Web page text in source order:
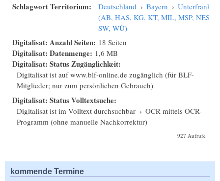
Schlagwort Territorium: Deutschland › Bayern › Unterfranken
(AB, HAS, KG, KT, MIL, MSP, NES,
SW, WÜ)
Digitalisat: Anzahl Seiten: 18 Seiten
Digitalisat: Datenmenge: 1,6 MB
Digitalisat: Status Zugänglichkeit:
Digitalisat ist auf www.blf-online.de zugänglich (für BLF-
Mitglieder; nur zum persönlichen Gebrauch)
Digitalisat: Status Volltextsuche:
Digitalisat ist im Volltext durchsuchbar › OCR mittels OCR-
Programm (ohne manuelle Nachkorrektur)
927 Aufrufe
kommende Termine